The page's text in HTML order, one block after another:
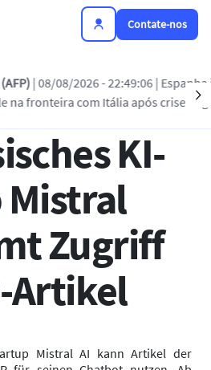
Contate-nos
08/2026 - 22:49:06| Espanha inicia
com Itália após crise migratória
KI-
Zugriff
Artikel
Mistral AI kann Artikel der